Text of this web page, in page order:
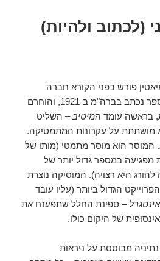
(לכתוב ולהיות)
פורש בפני הקורא חברה
טוטאליטרית דמיונית (הספר נכתב בברה"מ ב-1921, והוחרם
, בראשה עומד המיטיב– השליט
מושתתת על עקרונות המתמטיקה.
. המוסר הוא מוסר מתמטי (מותו של
במספר גדול יותר של
היא רצויה). המוסיקה נוצרת
הגדול ביותר (עליו עובד
– ספינת החלל שתפענח את
של היקום כולו.
מבוססת על ניראות